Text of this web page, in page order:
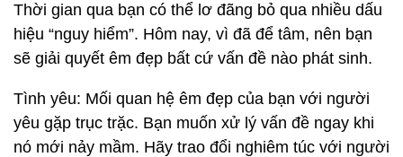
Thời gian qua bạn có thể lơ đãng bỏ qua nhiều dấu
hiệu “nguy hiểm”. Hôm nay, vì đã để tâm, nên bạn
sẽ giải quyết êm đẹp bất cứ vấn đề nào phát sinh.
Tình yêu: Mối quan hệ êm đẹp của bạn với người
yêu gặp trục trặc. Bạn muốn xử lý vấn đề ngay khi
nó mới nảy mầm. Hãy trao đổi nghiêm túc với người